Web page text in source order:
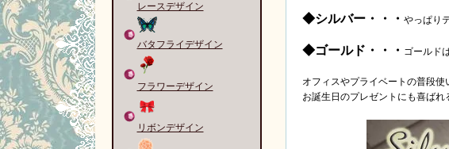
レースデザイン
バタフライデザイン
フラワーデザイン
リボンデザイン
◆シルバー・・・ やっぱり
◆ゴールド・・・ ゴールド
オフィスやプライベートの普段
お誕生日のプレゼントにも喜ば